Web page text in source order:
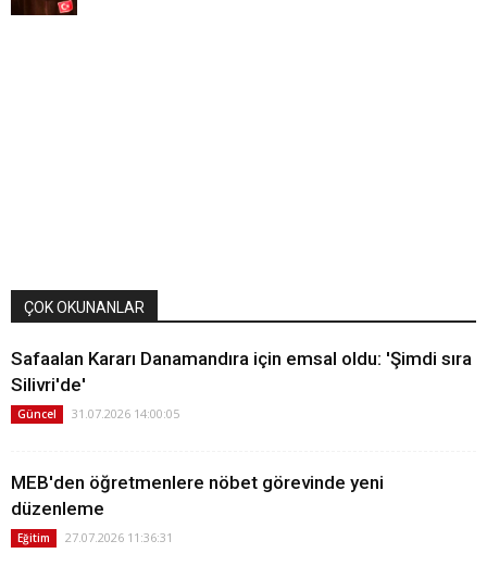
ÇOK OKUNANLAR
Safaalan Kararı Danamandıra için emsal oldu: 'Şimdi sıra
Silivri'de'
Güncel 31.07.2026 14:00:05
MEB'den öğretmenlere nöbet görevinde yeni
düzenleme
Eğitim 27.07.2026 11:36:31